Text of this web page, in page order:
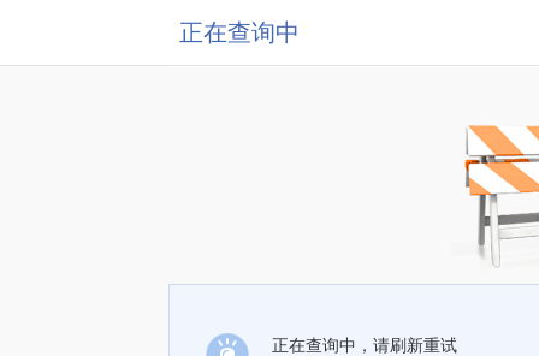
正在查询中
正在查询中，请刷新重试